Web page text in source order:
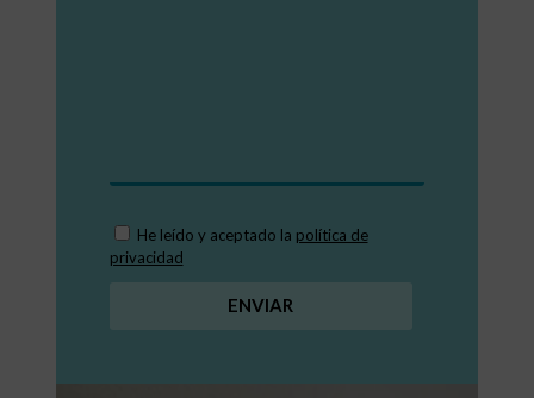
He leído y aceptado la política de
privacidad
ENVIAR